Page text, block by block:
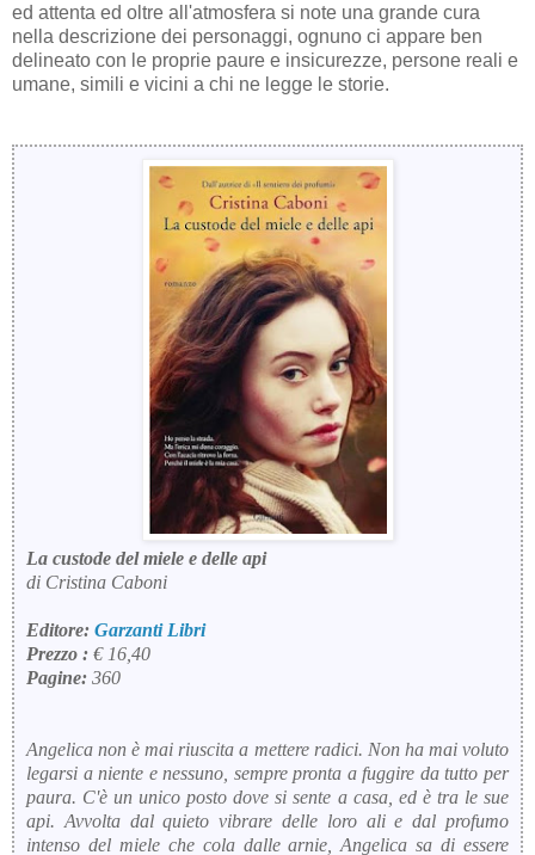
ed attenta ed oltre all'atmosfera si note una grande cura
nella descrizione dei personaggi, ognuno ci appare ben
delineato con le proprie paure e insicurezze, persone reali e
umane, simili e vicini a chi ne legge le storie.
La custode del miele e delle api
di Cristina Caboni
Editore: Garzanti Libri
Prezzo : € 16,40
Pagine: 360
Angelica non è mai riuscita a mettere radici. Non ha mai voluto
legarsi a niente e nessuno, sempre pronta a fuggire da tutto per
paura. C'è un unico posto dove si sente a casa, ed è tra le sue
api. Avvolta dal quieto vibrare delle loro ali e dal profumo
intenso del miele che cola dalle arnie, Angelica sa di essere